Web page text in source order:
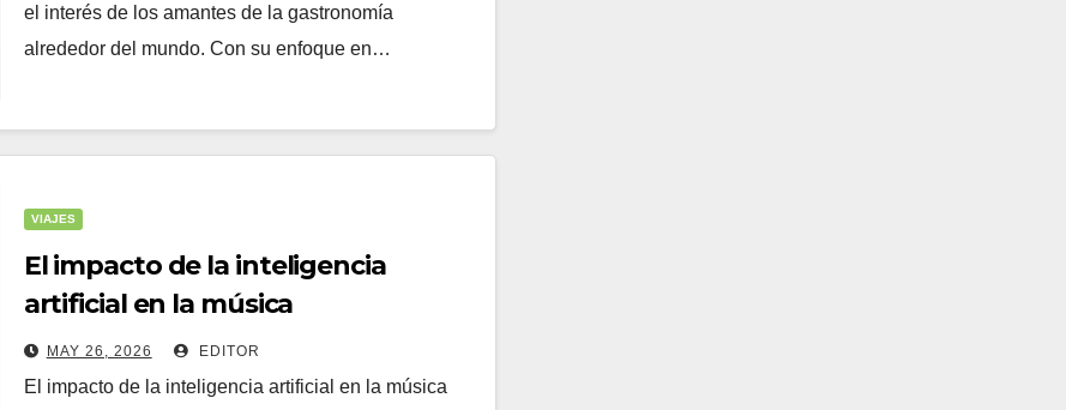
el interés de los amantes de la gastronomía
alrededor del mundo. Con su enfoque en…
VIAJES
El impacto de la inteligencia
artificial en la música
contemporánea
MAY 26, 2026 EDITOR
El impacto de la inteligencia artificial en la música